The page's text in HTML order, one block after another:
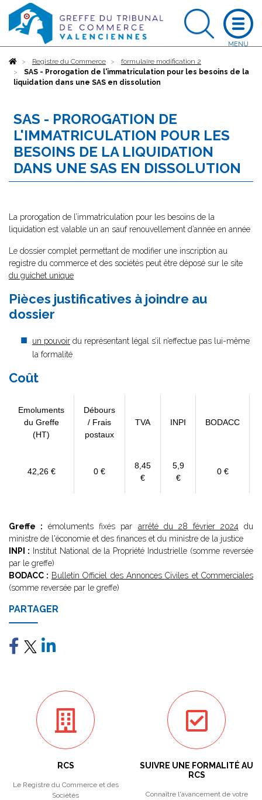
AccueilRegistre du Commerce
formulaire modification 2
SAS - Prorogation de l'immatriculation pour les besoins de la
liquidation dans une SAS en dissolution
SAS - PROROGATION DE
L'IMMATRICULATION POUR LES
BESOINS DE LA LIQUIDATION
DANS UNE SAS EN DISSOLUTION
La prorogation de l’immatriculation pour les besoins de la
liquidation est valable un an sauf renouvellement d’année en année
Le dossier complet permettant de modifier une inscription au
registre du commerce et des sociétés peut être déposé sur le site
du guichet unique
Pièces justificatives à joindre au
dossier
un pouvoir du représentant légal s’il n’effectue pas lui-même
la formalité
Coût
Emoluments
du Greffe
(HT)
Débours
/ Frais
postaux
TVA INPI BODACC
42,26 € 0 €
8,45
€
5,9
€
0 €
Greffe : émoluments fixés par arrêté du 28 février 2024 du
ministre de l'économie et des finances et du ministre de la justice
INPI : Institut National de la Propriété Industrielle (somme reversée
par le greffe)
BODACC : Bulletin Officiel des Annonces Civiles et Commerciales
(somme reversée par le greffe)
PARTAGER
RCS
Le Registre du Commerce et des
Sociétés
SUIVRE UNE FORMALITÉ AU
RCS
Connaître l'avancement de votre